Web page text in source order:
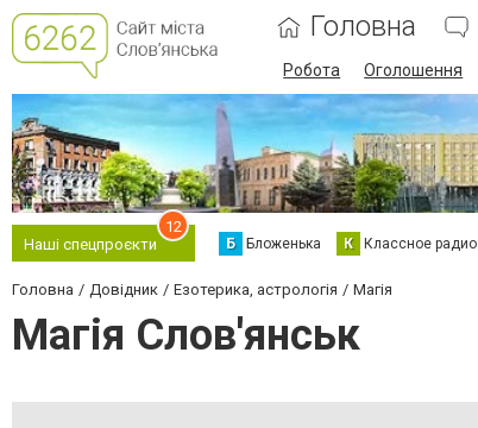
Головна
Робота Оголошення
Наші спецпроєкти
12
Б Бложенька К Классное радио
Головна Довідник Езотерика, астрологія Магія
Магія Слов'янськ